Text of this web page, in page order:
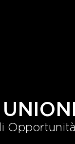
Opportunità